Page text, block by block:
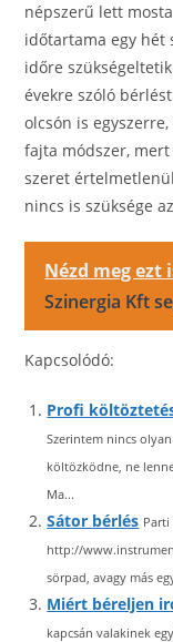
népszerű lett
időtartama egy hét
időre
évekre szóló
olcsón is
fajta módszer,
szeret
nincs is szüksége
Nézd meg ezt
Szinergia Kft
Kapcsolódó:
Profi
Szerintem nincs
költözködne, ne
Ma...
Sátor bérlés
http://
sörpad, avagy más
Miért béreljen
kapcsán valakinek